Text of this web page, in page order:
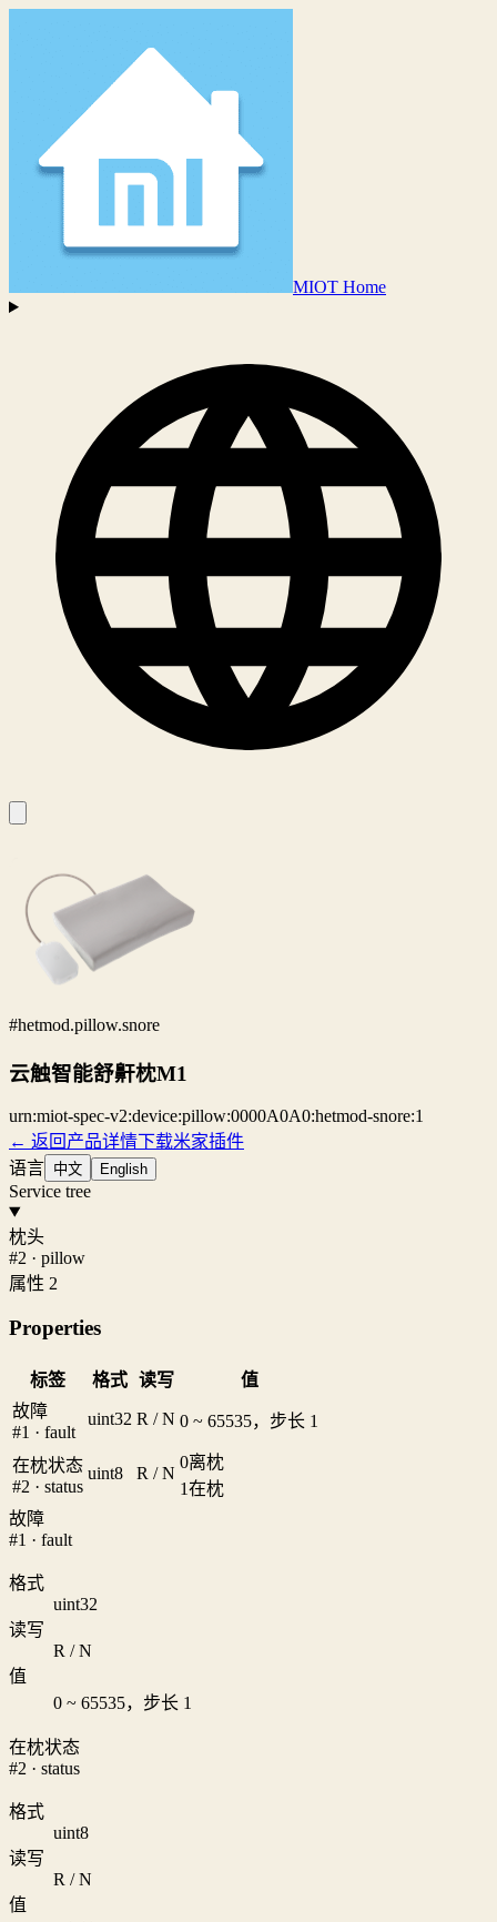
MIOT Home
#hetmod.pillow.snore
云触智能舒鼾枕M1
urn:miot-spec-v2:device:pillow:0000A0A0:hetmod-snore:1
← 返回产品详情下载米家插件
语言 中文 English
Service tree
枕头
#2 · pillow
属性 2
Properties
标签 格式 读写
值
故障
#1 · fault
uint32 R / N 0 ~ 65535，步长 1
在枕状态
#2 · status
uint8 R / N
0离枕
1在枕
故障
#1 · fault
格式
uint32
读写
R / N
值
0 ~ 65535，步长 1
在枕状态
#2 · status
格式
uint8
读写
R / N
值